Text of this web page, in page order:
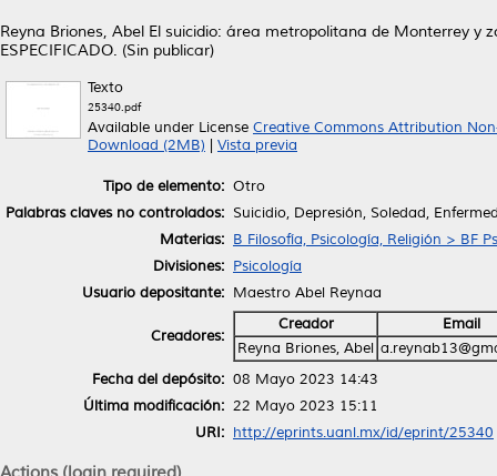
Reyna Briones, Abel El suicidio: área metropolitana de Monterrey y
ESPECIFICADO. (Sin publicar)
Texto
25340.pdf
Available under License Creative Commons Attribution
Download (2MB)
Vista previa
Tipo de elemento: Otro
Palabras claves no controlados: Suicidio, Depresión, Soledad,
Materias: B Filosofía, Psicología, Religión > BF
Divisiones: Psicología
Usuario depositante: Maestro Abel Reynaa
Creadores:
Creador
Email
Reyna Briones, Abel
Fecha del depósito: 08 Mayo 2023 14:43
Última modificación: 22 Mayo 2023 15:11
URI: http://eprints.uanl.mx/id/eprint/25340